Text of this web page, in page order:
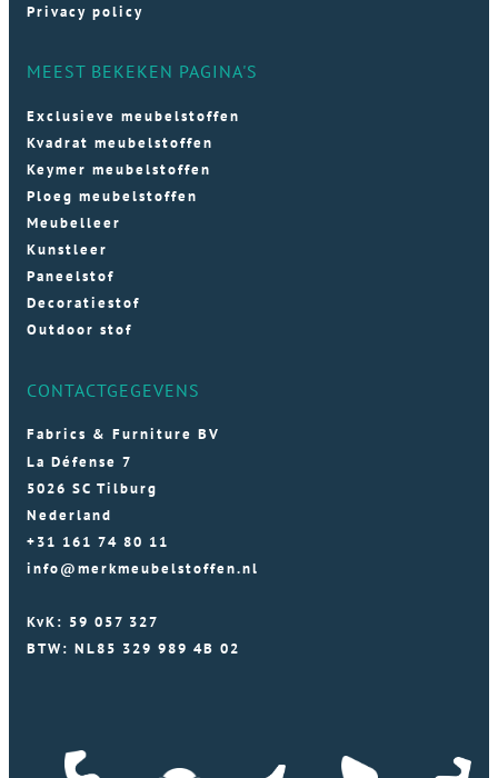
Privacy policy
MEEST BEKEKEN PAGINA'S
Exclusieve meubelstoffen
Kvadrat meubelstoffen
Keymer meubelstoffen
Ploeg meubelstoffen
Meubelleer
Kunstleer
Paneelstof
Decoratiestof
Outdoor stof
CONTACTGEGEVENS
Fabrics & Furniture BV
La Défense 7
5026 SC Tilburg
Nederland
+31 161 74 80 11
info@merkmeubelstoffen.nl
KvK: 59 057 327
BTW: NL85 329 989 4B 02